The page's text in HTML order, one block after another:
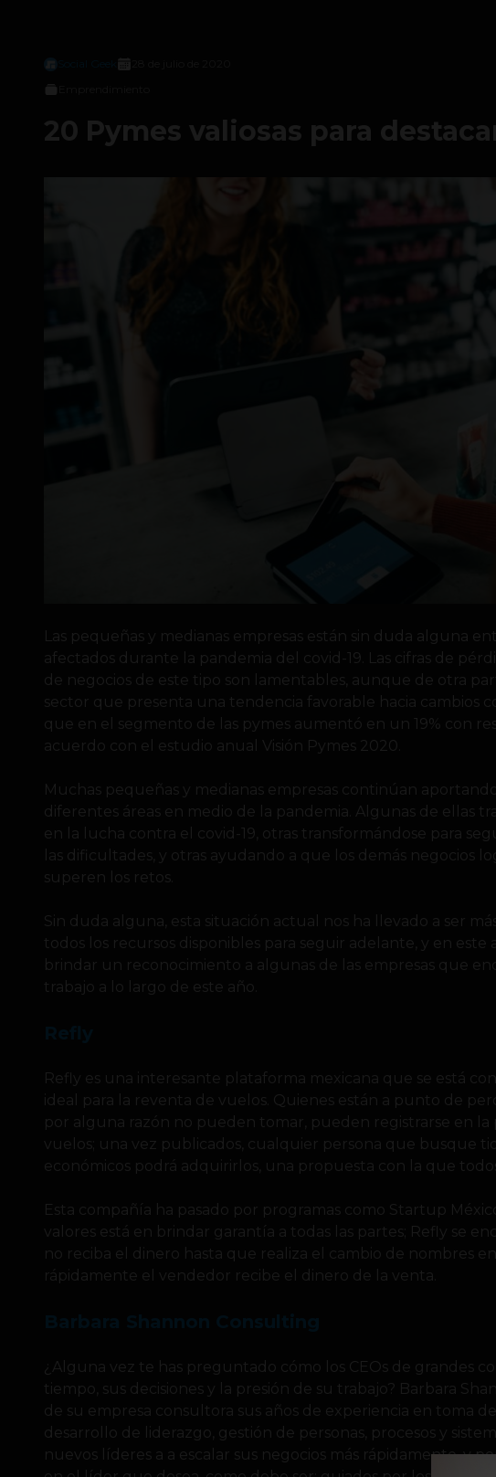
20 Pymes valiosas para
Las pequeñas y medianas empresas están sin duda alguna
afectados durante la pandemia del covid-19. Las cifras de
de negocios de este tipo son lamentables, aunque de otra
sector que presenta una tendencia favorable hacia cambios
que en el segmento de las pymes aumentó en un 19% con
acuerdo con el estudio anual Visión Pymes 2020.
Muchas pequeñas y medianas empresas continúan
diferentes áreas en medio de la pandemia. Algunas de ellas
en la lucha contra el covid-19, otras transformándose para
las dificultades, y otras ayudando a que los demás negocios
superen los retos.
Sin duda alguna, esta situación actual nos ha llevado a ser
todos los recursos disponibles para seguir adelante, y en
brindar un reconocimiento a algunas de las empresas que
trabajo a lo largo de este año.
Refly es una interesante plataforma mexicana que se está
ideal para la reventa de vuelos. Quienes están a punto de
por alguna razón no pueden tomar, pueden registrarse en la
vuelos; una vez publicados, cualquier persona que busque
económicos podrá adquirirlos, una propuesta con la que
Esta compañía ha pasado por programas como Startup
valores está en brindar garantía a todas las partes; Refly se
no reciba el dinero hasta que realiza el cambio de nombres en
rápidamente el vendedor recibe el dinero de la venta.
¿Alguna vez te has preguntado cómo los CEOs de grandes
tiempo, sus decisiones y la presión de su trabajo? Barbara
de su empresa consultora sus años de experiencia en toma de
desarrollo de liderazgo, gestión de personas, procesos y
nuevos líderes a a escalar sus negocios más rápidamente, y